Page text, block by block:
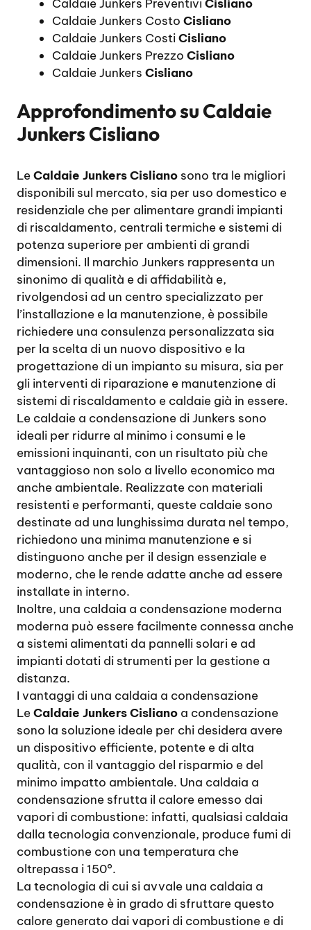
Caldaie Junkers Preventivi Cisliano
Caldaie Junkers Costo Cisliano
Caldaie Junkers CostiCisliano
Caldaie Junkers Prezzo Cisliano
Caldaie Junkers Cisliano
Approfondimento su Caldaie
Junkers Cisliano
LeCaldaie Junkers Cisliano sono tra le migliori
disponibili sul mercato, sia per uso domestico e
residenziale che per alimentare grandi impianti
di riscaldamento, centrali termiche e sistemi di
potenza superiore per ambienti di grandi
dimensioni. Il marchio Junkers rappresenta un
sinonimo di qualità e di affidabilità e,
rivolgendosi ad un centro specializzato per
l’installazione e la manutenzione, è possibile
richiedere una consulenza personalizzata sia
per la scelta di un nuovo dispositivo e la
progettazione di un impianto su misura, sia per
gli interventi di riparazione e manutenzione di
sistemi di riscaldamento e caldaie già in essere.
Le caldaie a condensazione di Junkers sono
ideali per ridurre al minimo i consumi e le
emissioni inquinanti, con un risultato più che
vantaggioso non solo a livello economico ma
anche ambientale. Realizzate con materiali
resistenti e performanti, queste caldaie sono
destinate ad una lunghissima durata nel tempo,
richiedono una minima manutenzione e si
distinguono anche per il design essenziale e
moderno, che le rende adatte anche ad essere
installate in interno.
Inoltre, una caldaia a condensazione moderna
moderna può essere facilmente connessa anche
a sistemi alimentati da pannelli solari e ad
impianti dotati di strumenti per la gestione a
distanza.
I vantaggi di una caldaia a condensazione
LeCaldaie Junkers Cisliano a condensazione
sono la soluzione ideale per chi desidera avere
un dispositivo efficiente, potente e di alta
qualità, con il vantaggio del risparmio e del
minimo impatto ambientale. Una caldaia a
condensazione sfrutta il calore emesso dai
vapori di combustione: infatti, qualsiasi caldaia
dalla tecnologia convenzionale, produce fumi di
combustione con una temperatura che
oltrepassa i 150°.
La tecnologia di cui si avvale una caldaia a
condensazione è in grado di sfruttare questo
calore generato dai vapori di combustione e di